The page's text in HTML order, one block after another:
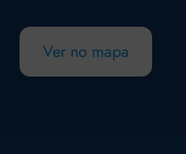
Ver no mapa